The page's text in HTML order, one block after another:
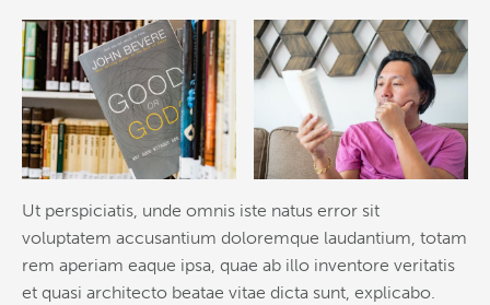
Ut perspiciatis, unde omnis iste natus error sit
voluptatem accusantium doloremque laudantium, totam
rem aperiam eaque ipsa, quae ab illo inventore veritatis
et quasi architecto beatae vitae dicta sunt, explicabo.